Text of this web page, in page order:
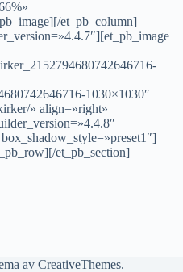
et_pb_column]
1030×1030″
» align=»right»
et_pb_section]
av CreativeThemes.